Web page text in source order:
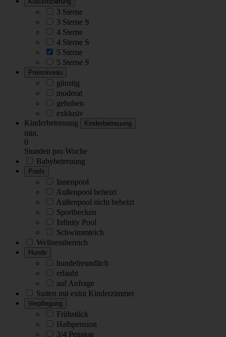
3 Sterne
3 Sterne S
4 Sterne
4 Sterne S
5 Sterne
5 Sterne S
Preisniveau
günstig
moderat
gehoben
exklusiv
Kinderbetreuung
Kinderbetreuung
min.
0
Stunden pro Woche
Babybetreuung
Pools
Innenpool
Außenpool beheizt
Außenpool nicht beheizt
Sportbecken
Infinity Pool
Schwimmteich
Wellnessbereich
Hunde
hundefreundlich
erlaubt
auf Anfrage
Suiten mit extra Kinderzimmer
Verpflegung
Frühstück
Halbpension
3/4 Pension